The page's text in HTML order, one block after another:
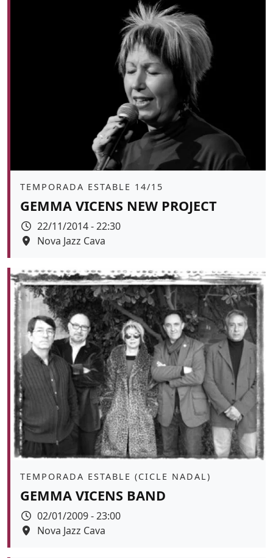
Àmbit
TEMPORADA ESTABLE 14/15
GEMMA VICENS NEW PROJECT
Data
22/11/2014 - 22:30
Espai
Nova Jazz Cava
Àmbit
TEMPORADA ESTABLE (CICLE NADAL)
GEMMA VICENS BAND
Data
02/01/2009 - 23:00
Espai
Nova Jazz Cava